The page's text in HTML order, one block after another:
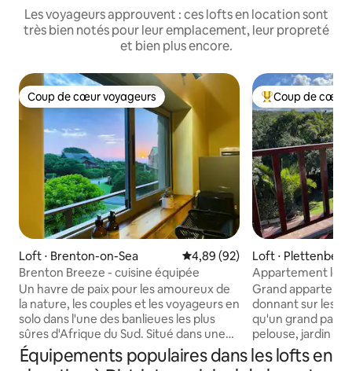
Les voyageurs approuvent : ces lofts en location sont
très bien notés pour leur emplacement, leur propreté
et bien plus encore.
Coup de cœur voyageurs
Coup de cœur voyageurs
Loft ⋅ Brenton-on-Sea Évaluation moyenne sur la
4,89 (92)
Brenton Breeze - cuisine équipée
Un havre de paix pour les amoureux de
la nature, les couples et les voyageurs en
solo dans l'une des banlieues les plus
sûres d'Afrique du Sud. Situé dans une
réserve naturelle, à 15 km à l'ouest de
Knysna. Notre loft à l'étage se trouve à
Coups de cœur
Coup de cœur
Loft ⋅ Plettenberg
Appartement loft
les arbres
Grand
donnant sur les
qu'un grand patio
pelouse, jardin et
View est proche
donc souvent
Équipements populaires dans les lofts en